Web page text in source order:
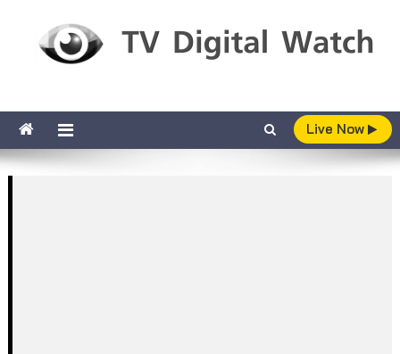
Live Now